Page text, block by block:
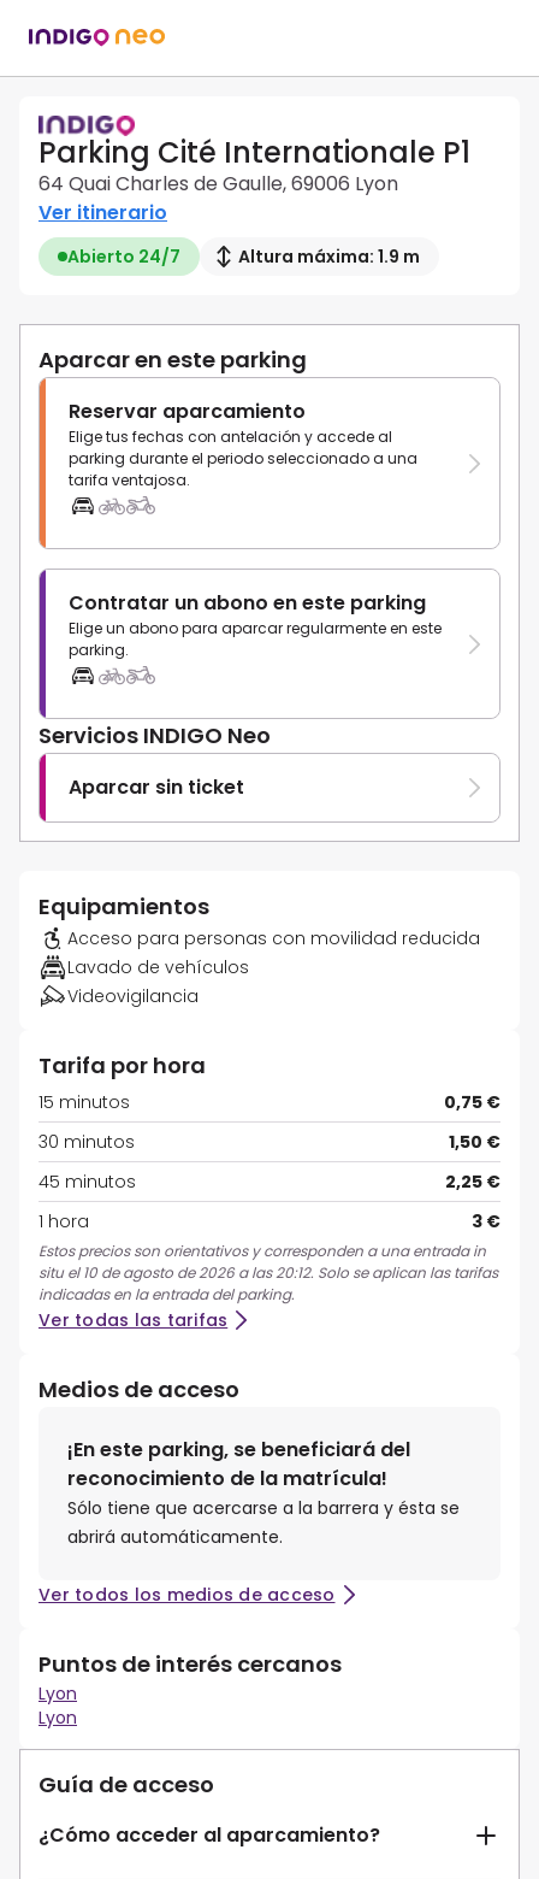
Parking Cité Internationale P1
64 Quai Charles de Gaulle, 69006 Lyon
Ver itinerario
Abierto 24/7 Altura máxima: 1.9 m
Aparcar en este parking
Reservar aparcamiento
Elige tus fechas con antelación y accede al
parking durante el periodo seleccionado a una
tarifa ventajosa.
Contratar un abono en este parking
Elige un abono para aparcar regularmente en este
parking.
Servicios INDIGO Neo
Aparcar sin ticket
Equipamientos
Acceso para personas con movilidad reducida
Lavado de vehículos
Videovigilancia
Tarifa por hora
15 minutos
0,75 €
30 minutos
1,50 €
45 minutos
2,25 €
1 hora
3 €
Estos precios son orientativos y corresponden a una entrada in
situ el 10 de agosto de 2026 a las 20:12. Solo se aplican las tarifas
indicadas en la entrada del parking.
Ver todas las tarifas
Medios de acceso
¡En este parking, se beneficiará del
reconocimiento de la matrícula!
Sólo tiene que acercarse a la barrera y ésta se
abrirá automáticamente.
Ver todos los medios de acceso
Puntos de interés cercanos
Lyon
Lyon
Guía de acceso
¿Cómo acceder al aparcamiento?